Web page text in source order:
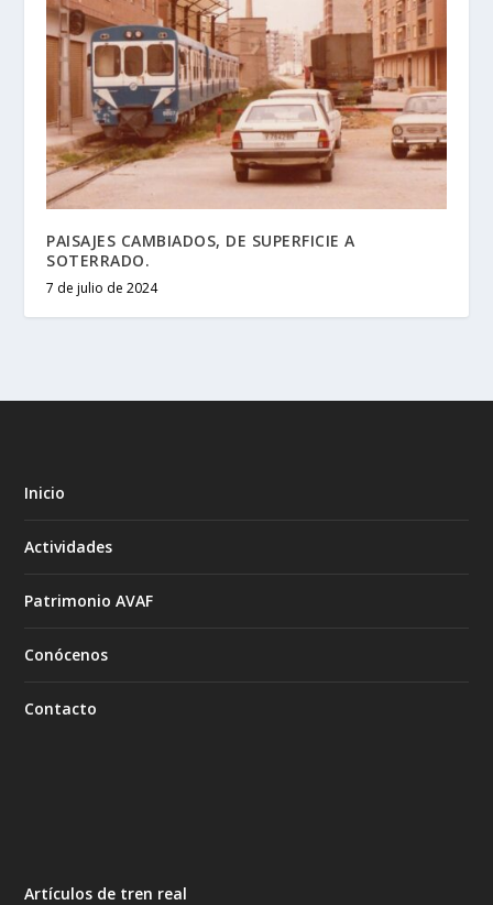
PAISAJES CAMBIADOS, DE SUPERFICIE A
SOTERRADO.
7 de julio de 2024
Inicio
Actividades
Patrimonio AVAF
Conócenos
Contacto
Artículos de tren real